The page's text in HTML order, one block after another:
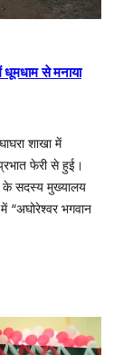
धूमधाम से मनाया
शाखा में
फेरी से हुई।
के सदस्य मुख्यालय
“अघोरेश्वर भगवान